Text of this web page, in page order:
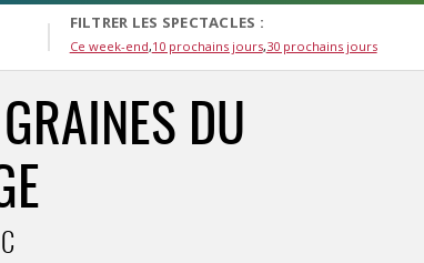
FILTRER LES SPECTACLES :
Ce week-end 10 prochains jours 30 prochains jours
DU